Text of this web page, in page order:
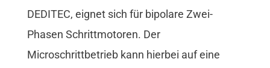
DEDITEC, eignet sich für bipolare Zwei-
Phasen Schrittmotoren. Der
Microschrittbetrieb kann hierbei auf eine